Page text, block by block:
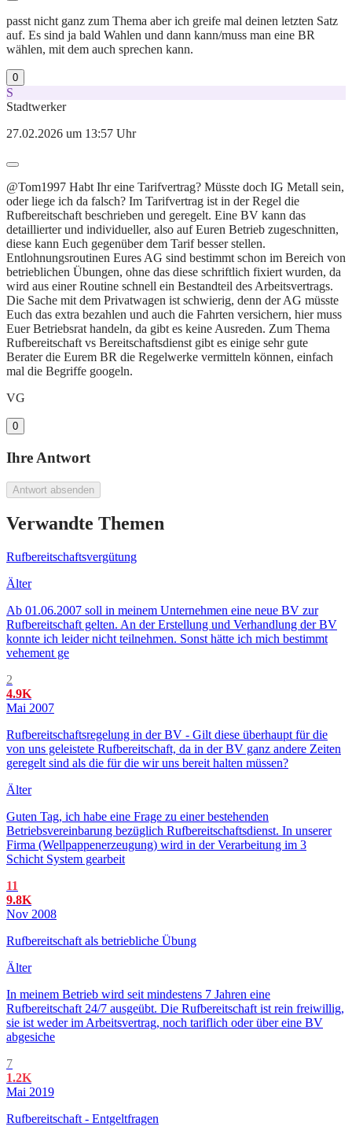
passt nicht ganz zum Thema aber ich greife mal deinen letzten Satz
auf. Es sind ja bald Wahlen und dann kann/muss man eine BR
wählen, mit dem auch sprechen kann.
0
S
Stadtwerker
27.02.2026 um 13:57 Uhr
@Tom1997 Habt Ihr eine Tarifvertrag? Müsste doch IG Metall sein,
oder liege ich da falsch? Im Tarifvertrag ist in der Regel die
Rufbereitschaft beschrieben und geregelt. Eine BV kann das
detaillierter und individueller, also auf Euren Betrieb zugeschnitten,
diese kann Euch gegenüber dem Tarif besser stellen.
Entlohnungsroutinen Eures AG sind bestimmt schon im Bereich von
betrieblichen Übungen, ohne das diese schriftlich fixiert wurden, da
wird aus einer Routine schnell ein Bestandteil des Arbeitsvertrags.
Die Sache mit dem Privatwagen ist schwierig, denn der AG müsste
Euch das extra bezahlen und auch die Fahrten versichern, hier muss
Euer Betriebsrat handeln, da gibt es keine Ausreden. Zum Thema
Rufbereitschaft vs Bereitschaftsdienst gibt es einige sehr gute
Berater die Eurem BR die Regelwerke vermitteln können, einfach
mal die Begriffe googeln.
VG
0
Ihre Antwort
Antwort absenden
Verwandte Themen
Rufbereitschaftsvergütung
Älter
Ab 01.06.2007 soll in meinem Unternehmen eine neue BV zur
Rufbereitschaft gelten. An der Erstellung und Verhandlung der BV
konnte ich leider nicht teilnehmen. Sonst hätte ich mich bestimmt
vehement ge
2
4.9K
Mai 2007
Rufbereitschaftsregelung in der BV - Gilt diese überhaupt für die
von uns geleistete Rufbereitschaft, da in der BV ganz andere Zeiten
geregelt sind als die für die wir uns bereit halten müssen?
Älter
Guten Tag, ich habe eine Frage zu einer bestehenden
Betriebsvereinbarung bezüglich Rufbereitschaftsdienst. In unserer
Firma (Wellpappenerzeugung) wird in der Verarbeitung im 3
Schicht System gearbeit
11
9.8K
Nov 2008
Rufbereitschaft als betriebliche Übung
Älter
In meinem Betrieb wird seit mindestens 7 Jahren eine
Rufbereitschaft 24/7 ausgeübt. Die Rufbereitschaft ist rein freiwillig,
sie ist weder im Arbeitsvertrag, noch tariflich oder über eine BV
abgesiche
7
1.2K
Mai 2019
Rufbereitschaft - Entgeltfragen